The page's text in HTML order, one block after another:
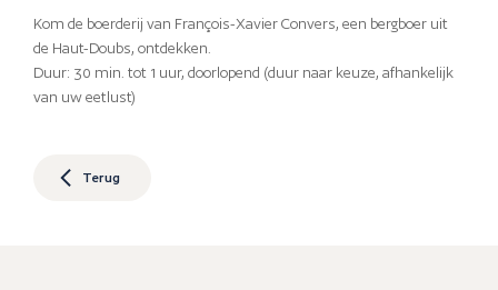
Kom de boerderij van François-Xavier Convers, een bergboer uit
de Haut-Doubs, ontdekken.
Duur: 30 min. tot 1 uur, doorlopend (duur naar keuze, afhankelijk
van uw eetlust)
Terug